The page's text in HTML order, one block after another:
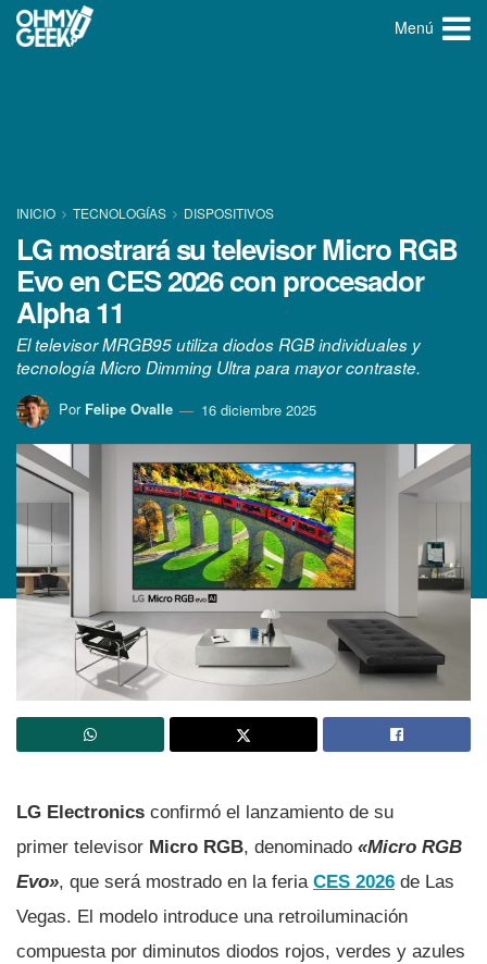
Menú
INICIO TECNOLOGÍ­AS DISPOSITIVOS
LG mostrará su televisor Micro RGB
Evo en CES 2026 con procesador
Alpha 11
El televisor MRGB95 utiliza diodos RGB individuales y
tecnología Micro Dimming Ultra para mayor contraste.
Por Felipe Ovalle 16 diciembre 2025
LG Electronics confirmó el lanzamiento de su
primer televisor Micro RGB, denominado «Micro RGB
Evo», que será mostrado en la feria CES 2026 de Las
Vegas. El modelo introduce una retroiluminación
compuesta por diminutos diodos rojos, verdes y azules